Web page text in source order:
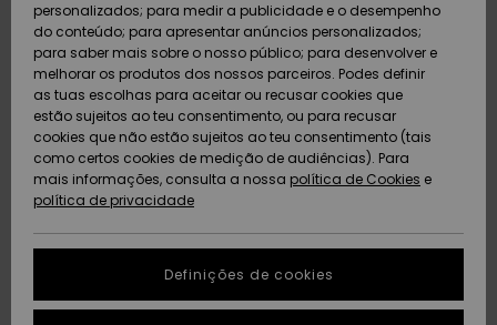
Surfe/água
Snow
Artigos
recém-
chegados
Coleções
Surfe/água
Neve
Artigos
recém-
chegados
Highlights
Snow
Community
Feminino
Highlights
Community
DUPLA
PROMO
AJUDA
presente
Quiksilver
Freedom
Protecção de
dados
Guia de
tamanhos
SUSTAINABILITY
personalizados; para medir a publicidade e o desempenho
do conteúdo; para apresentar anúncios personalizados;
para saber mais sobre o nosso público; para desenvolver e
melhorar os produtos dos nossos parceiros. Podes definir
as tuas escolhas para aceitar ou recusar cookies que
estão sujeitos ao teu consentimento, ou para recusar
cookies que não estão sujeitos ao teu consentimento (tais
como certos cookies de medição de audiências). Para
mais informações, consulta a nossa política de Cookies e
política de privacidade
Definições de cookies